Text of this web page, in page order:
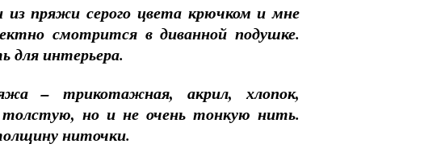
из пряжи серого цвета крючком и мне
смотрится в диванной подушке.
для интерьера.
– трикотажная, акрил, хлопок,
но и не очень тонкую нить.
ниточки.